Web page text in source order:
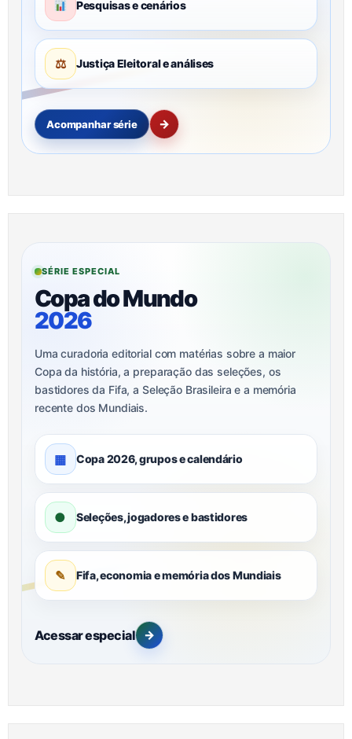
Pesquisas e cenários
⚖ Justiça Eleitoral e análises
Acompanhar série →
SÉRIE ESPECIAL
Copa do Mundo
2026
Uma curadoria editorial com matérias sobre a maior
Copa da história, a preparação das seleções, os
bastidores da Fifa, a Seleção Brasileira e a memória
recente dos Mundiais.
▦ Copa 2026, grupos e calendário
● Seleções, jogadores e bastidores
✎ Fifa, economia e memória dos Mundiais
Acessar especial →